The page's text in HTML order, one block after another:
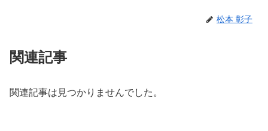
松本 彰子
関連記事
関連記事は見つかりませんでした。